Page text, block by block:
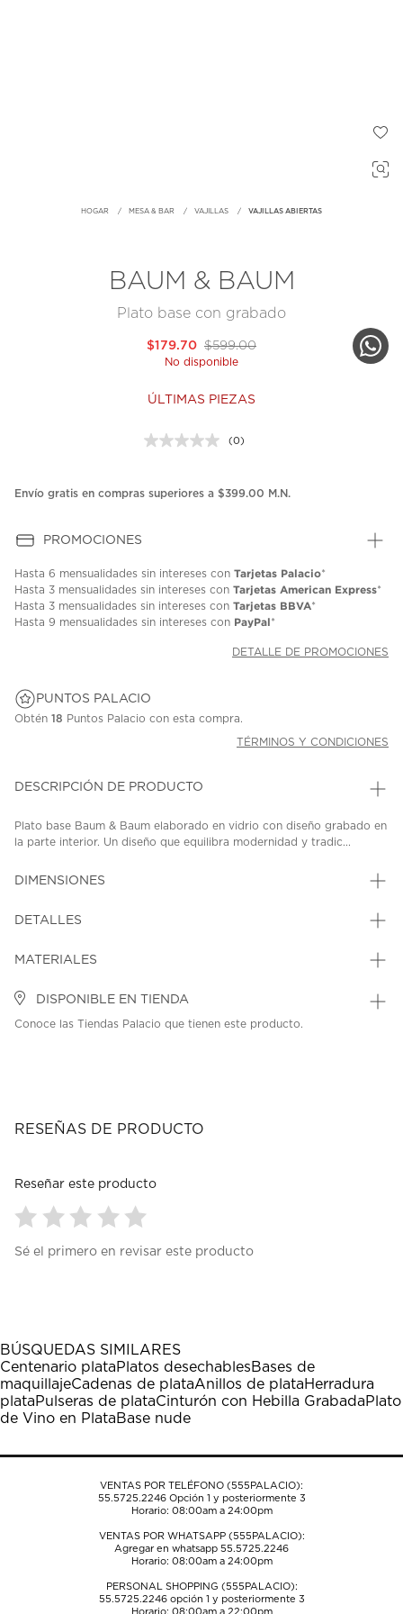
HOGAR MESA & BAR VAJILLAS VAJILLAS ABIERTAS
BAUM & BAUM
Plato base con grabado
$599.00
$179.70
No disponible
ÚLTIMAS PIEZAS
Sin
en
(0)
Envío gratis en compras superiores a $399.00 M.N.
PROMOCIONES
Hasta 6 mensualidades sin intereses con Tarjetas Palacio*
Hasta 3 mensualidades sin intereses con Tarjetas American Express*
Hasta 3 mensualidades sin intereses con Tarjetas BBVA*
Hasta 9 mensualidades sin intereses con PayPal*
DETALLE DE PROMOCIONES
PUNTOS PALACIO
Obtén 18 Puntos Palacio con esta compra.
TÉRMINOS Y CONDICIONES
DESCRIPCIÓN DE PRODUCTO
Plato base Baum & Baum elaborado en vidrio con diseño grabado en
la parte interior. Un diseño que equilibra modernidad y tradic...
DIMENSIONES
DETALLES
MATERIALES
DISPONIBLE EN TIENDA
Conoce las Tiendas Palacio que tienen este producto.
RESEÑAS DE PRODUCTO
Reseñar este producto
para
1
estrella
Esta
acción
abrirá
el
de
para
estrellas.
Esta
acción
abrirá
el
de
para
estrellas.
Esta
acción
abrirá
el
de
para
estrellas.
Esta
acción
abrirá
el
de
para
estrellas.
Esta
acción
abrirá
el
de
Sé el primero en revisar este producto
BÚSQUEDAS SIMILARES
Centenario plataPlatos desechablesBases de
maquillajeCadenas de plataAnillos de plataHerradura
plataPulseras de plataCinturón con Hebilla GrabadaPlato
de Vino en PlataBase nude
VENTAS POR TELÉFONO (555PALACIO):
55.5725.2246Opción 1 y posteriormente 3
Horario: 08:00am a 24:00pm
VENTAS POR WHATSAPP (555PALACIO):
Agregar en whatsapp 55.5725.2246
Horario: 08:00am a 24:00pm
PERSONAL SHOPPING (555PALACIO):
55.5725.2246opción 1 y posteriormente 3
Horario: 08:00am a 22:00pm